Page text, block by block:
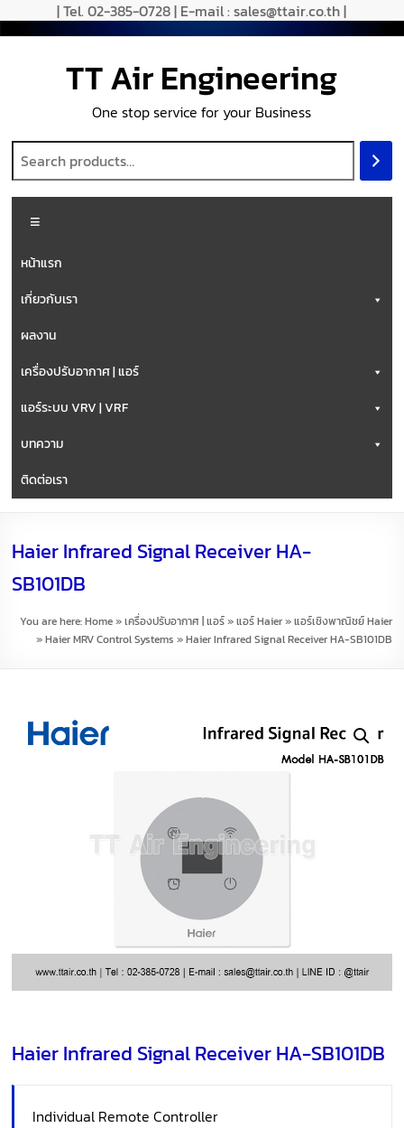
| Tel. 02-385-0728 | E-mail : sales@ttair.co.th |
TT Air Engineering
One stop service for your Business
หน้าแรก
เกี่ยวกับเรา
ผลงาน
เครื่องปรับอากาศ | แอร์
แอร์ระบบ VRV | VRF
บทความ
ติดต่อเรา
Haier Infrared Signal Receiver HA-
SB101DB
You are here:Home»เครื่องปรับอากาศ | แอร์»แอร์ Haier»แอร์เชิงพาณิชย์ Haier
»Haier MRV Control Systems »Haier Infrared Signal Receiver HA-SB101DB
Haier Infrared Signal Receiver HA-SB101DB
Individual Remote Controller